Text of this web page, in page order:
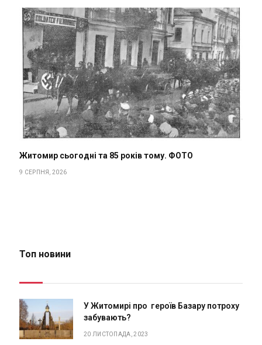
Житомир сьогодні та 85 років тому. ФОТО
9 СЕРПНЯ, 2026
Топ новини
У Житомирі про героїв Базару потроху
забувають?
20 ЛИСТОПАДА, 2023